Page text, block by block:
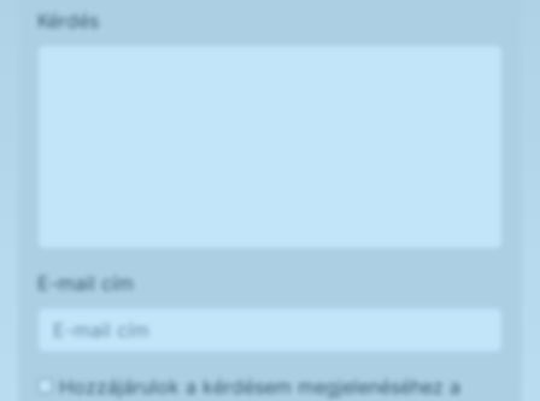
Kérdés
E-mail cím
Hozzájárulok a kérdésem megjelenéséhez a